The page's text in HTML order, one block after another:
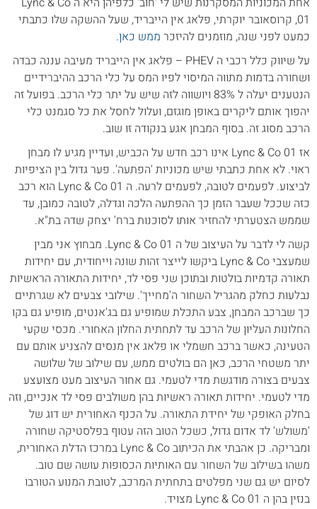
01, קרוסאובר יוקרתי, פלאג אין הייבריד, שעל ההשקה שלו כתבתי
כמעט לפני שנה, מוזמנים להיזכר ממש כאן.
על שיווק כלל רכבי ה PHEV – פלאג אין הייבריד מעיבה עננה כבדה
ושחורה בדמות מתווה המיסוי לפיו המס על כלי הרכב ההיברידיים
הנטענים יעלה ל 83% ויושווה לזה שיש על יתר כלי הרכב. בפועל זה
יהפוך אותם ליקרים באופן מוגזם, ועלול לחסל את כל סגמנט כלי
הרכב מסוג זה. בסוף המבחן אגע בנקודה זו שוב.
אז Lync & Co 01 אינו רכב חדש על הכביש, ועדיין מגיע לו מבחן
ראוי. לא אחת כתבתי שיש מכוניות 'הפתעה'. פער גדול בין הציפיות
לביצוע. לפעמים לטובה, לפעמים לרעה. ה Lync & Co 01 הוא רכב
כזה שככל שעבר הזמן כך ההפתעה הלכה וגדלה, לטובה כמובן, עד
שממש הצטערתי להחזיר אותו לסוכנות ברח' יצחק שדה בת"א.
קשה לי לדבר על העיצוב של ה Lync & Co 01. מבחוץ אני מבין
שמעצבי Lync & Co ביקשו לייצר זהות שונה וייחודית, עם יחידות
תאורה קדמיות בולטות ובתוכן שני פסי לד, יחידות התאורה הראשיות
נבלעות כחלק מהגריל השחור ה'מחייך'. שילובי צבעים לא שגרתיים
כך שברכב המבחן, צבע התכלת שמופיע גם בג'אנטים, מופיע גם בקו
החלונות העליון של הרכב עד לתחתית החלון האחורי. מכסי שקעי
הטעינה, כאשר ברכב חשמלי או פלאג אין מנסים להצניע אותם עם
יתר משטחי הרכב, כאן הם בולטים ממש, עם שילוב של שלושה
צבעים בצורה מודגשת מדי לטעמי. גם אחור העיצוב מעט מצועצע
מדי לטעמי. יחידות תאורה ראשיות בהן משולבים פסי לד אנכיים, וזה
בחלק האופקי של יחידת התאורה. על הכנף האחורית יש דוג של
'משולש' לד אדום גדול, כשכל הטוב הזה עטוף בפלסטיקה שחורה
ומבריקה. כן אהבתי את הכיתוב Lync & Co במרכז הדלת האחורית,
משהו בשילוב של השחור עם האותיות הכסופות עושה שם טוב.
לסיום יש גם שני מפלטים בתחתית המרכב, לטובת המנוע הטורבו
בנזין בהן ה Lync & Co 01 מצויד.